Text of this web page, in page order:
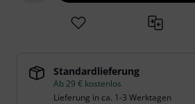
Standardlieferung
Ab 29 € kostenlos
Lieferung in ca. 1-3 Werktagen